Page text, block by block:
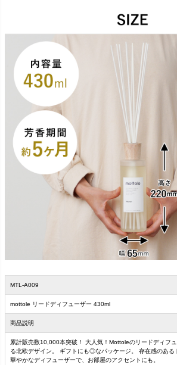
MTL-A009
mottole リードディフューザー 430ml
商品説明
累計販売数10,000本突破！ 大人気！Mottoleのリードディフ
る北欧デザイン。 ギフトにも◎なパッケージ。 存在感のある
華やかなディフューザーで、お部屋のアクセントにも。